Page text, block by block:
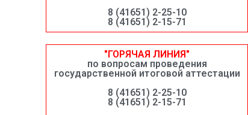
8 (41651) 2-25-10
8 (41651) 2-15-71
"ГОРЯЧАЯ ЛИНИЯ"
по вопросам проведения
государственной итоговой аттестации
8 (41651) 2-25-10
8 (41651) 2-15-71